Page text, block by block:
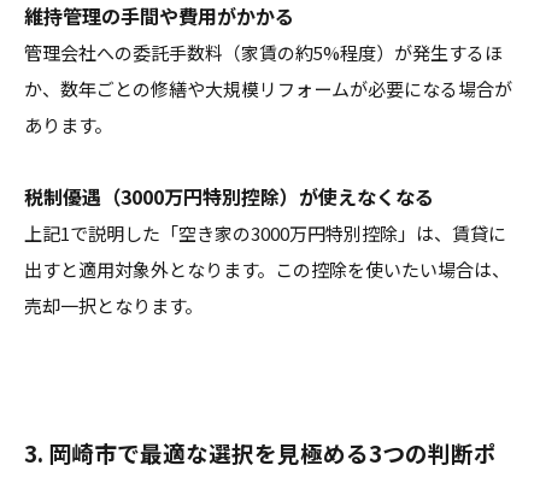
維持管理の手間や費用がかかる
管理会社への委託手数料（家賃の約5%程度）が発生するほ
か、数年ごとの修繕や大規模リフォームが必要になる場合が
あります。
税制優遇（3000万円特別控除）が使えなくなる
上記1で説明した「空き家の3000万円特別控除」は、賃貸に
出すと適用対象外となります。この控除を使いたい場合は、
売却一択となります。
3. 岡崎市で最適な選択を見極める3つの判断ポ